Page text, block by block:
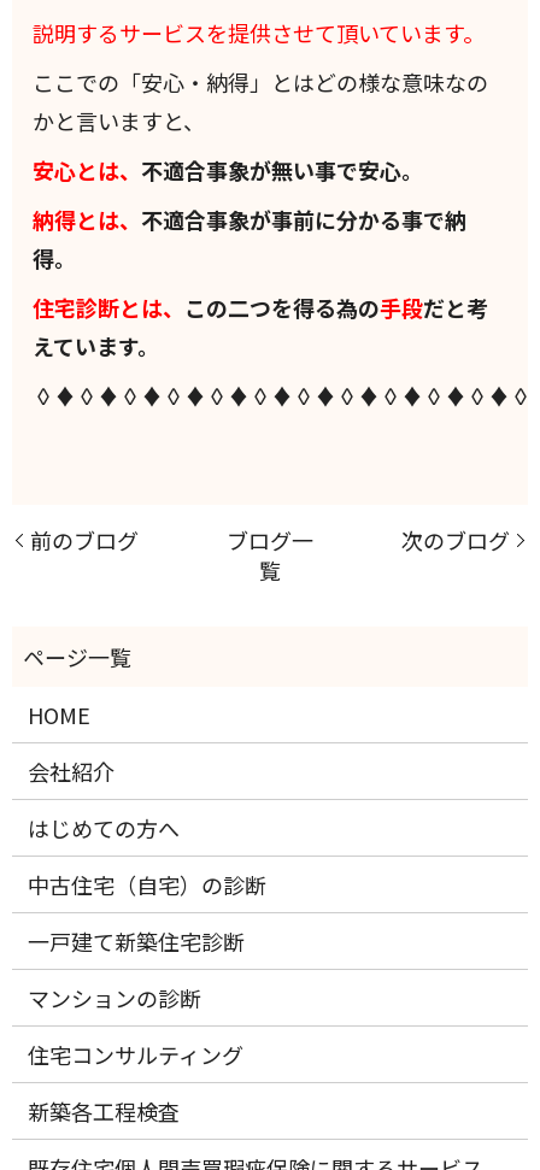
説明するサービスを提供させて頂いています。
ここでの「安心・納得」とはどの様な意味なの
かと言いますと、
安心とは、 不適合事象が無い事で安心。
納得とは、 不適合事象が事前に分かる事で納
得。
住宅診断とは、 この二つを得る為の手段だと考
えています。
前のブログ
ブログ一
覧
次のブログ
HOME
会社紹介
はじめての方へ
中古住宅（自宅）の診断
一戸建て新築住宅診断
マンションの診断
住宅コンサルティング
新築各工程検査